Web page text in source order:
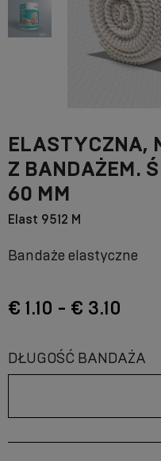
ELASTYCZNA,
Z BANDAŻEM.
60 MM
Elast 9512 M
Bandaże elastyczne
€ 1.10 - € 3.10
DŁUGOŚĆ BANDAŻA